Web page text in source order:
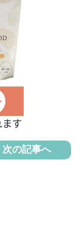
す
次の記事へ